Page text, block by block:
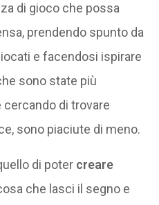
di gioco che possa
prendendo spunto da
e facendosi ispirare
sono state più
di trovare
sono piaciute di meno.
di potercreare
che lasci il segno e